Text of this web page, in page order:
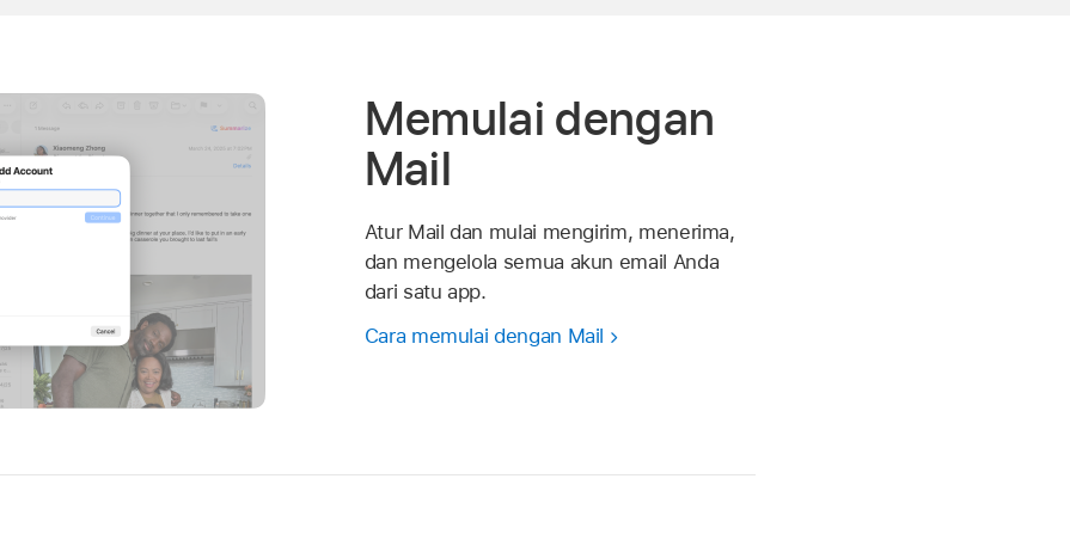
Memulai dengan
Mail
Atur Mail dan mulai mengirim, menerima,
dan mengelola semua akun email Anda
dari satu app.
Cara memulai dengan Mail